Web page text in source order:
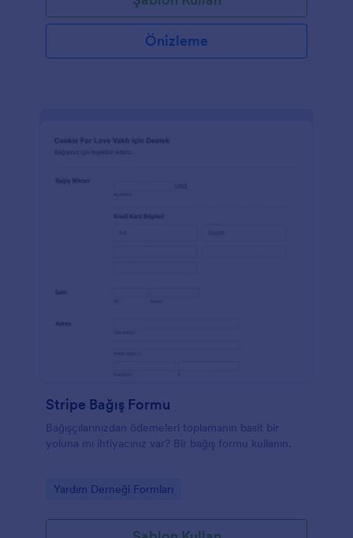
Önizleme
Stripe Bağış Formu
Bağışçılarınızdan ödemeleri toplamanın basit bir
yoluna mı ihtiyacınız var? Bir bağış formu kullanın.
Go to Category:
Yardım Derneği Formları